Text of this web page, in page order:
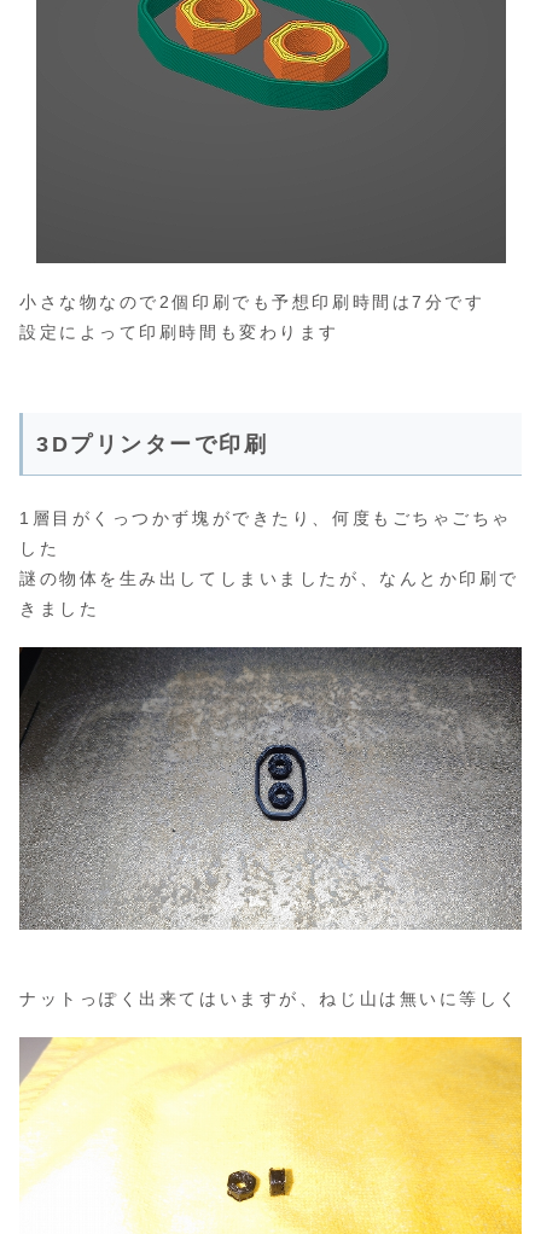
小さな物なので2個印刷でも予想印刷時間は7分です
設定によって印刷時間も変わります
3Dプリンターで印刷
1層目がくっつかず塊ができたり、何度もごちゃごちゃ
した
謎の物体を生み出してしまいましたが、なんとか印刷で
きました
ナットっぽく出来てはいますが、ねじ山は無いに等しく